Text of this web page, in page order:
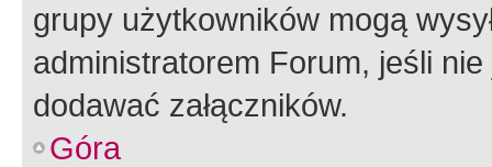
grupy użytkowników mogą
administratorem Forum, jeśli
dodawać załączników.
Góra